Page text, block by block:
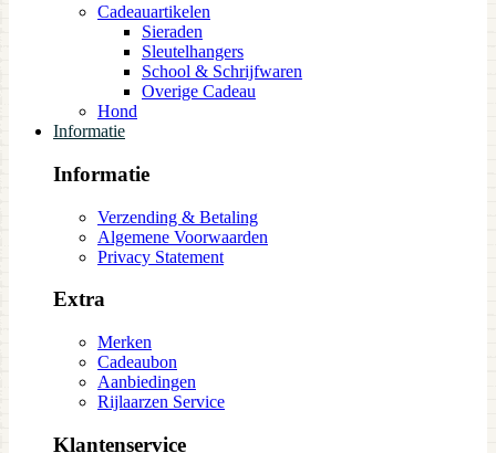
Cadeauartikelen
Sieraden
Sleutelhangers
School & Schrijfwaren
Overige Cadeau
Hond
Informatie
Informatie
Verzending & Betaling
Algemene Voorwaarden
Privacy Statement
Extra
Merken
Cadeaubon
Aanbiedingen
Rijlaarzen Service
Klantenservice